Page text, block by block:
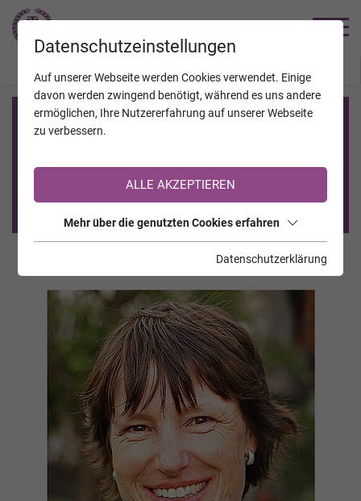
Registrierung auf TrauerHilfe.it
Sie sind noch nicht auf TrauerHilfe.it registriert?
>> zur kostenlosen Registrierung <<
Datenschutzeinstellungen
Auf unserer Webseite werden Cookies verwendet. Einige
davon werden zwingend benötigt, während es uns andere
ermöglichen, Ihre Nutzererfahrung auf unserer Webseite
zu verbessern.
ALLE AKZEPTIEREN
Mehr über die genutzten Cookies erfahren
Datenschutzerklärung
JAHRESTAGE KALENDER VERSTORBENE